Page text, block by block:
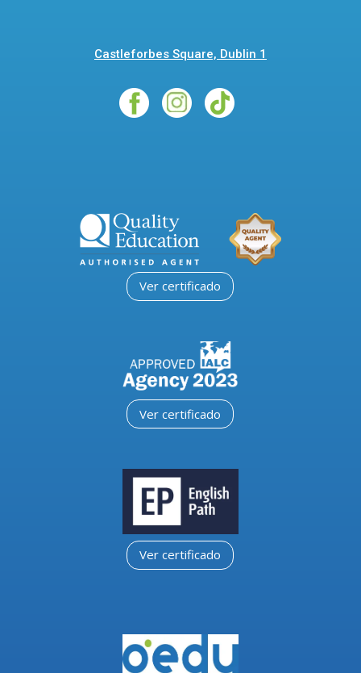
Castleforbes Square, Dublin 1
Ver certificado
Ver certificado
Ver certificado